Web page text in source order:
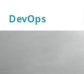
DevOps